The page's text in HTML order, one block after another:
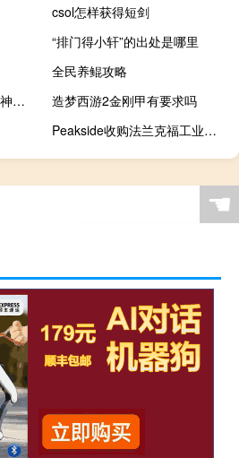
csol怎样获得短剑
“排门得小轩”的出处是哪里
全民养鲲攻略
东方神起解散风波（东方神起解散了吗）
造梦西游2金刚甲有要求吗
Peakside收购法兰克福工业资产
☚